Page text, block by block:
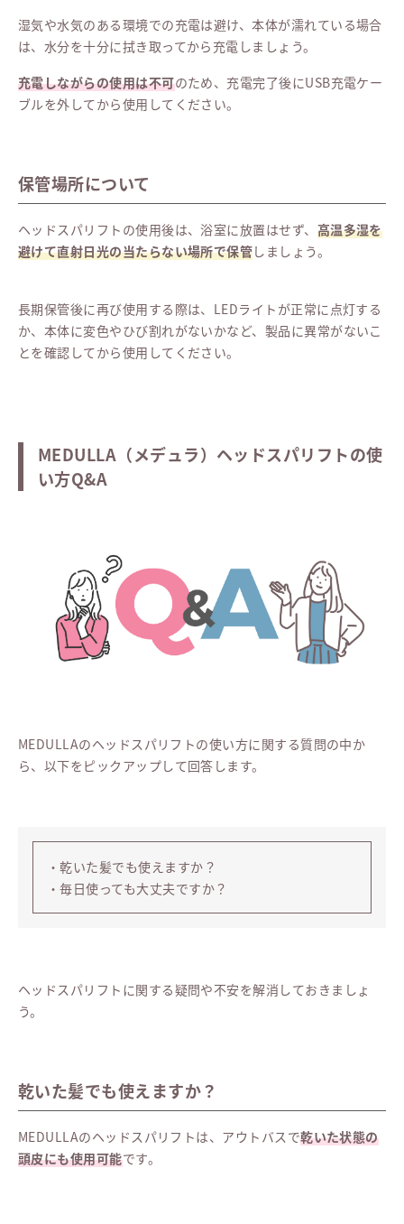
湿気や水気のある環境での充電は避け、本体が濡れている場合
は、水分を十分に拭き取ってから充電しましょう。
充電しながらの使用は不可のため、充電完了後にUSB充電ケー
ブルを外してから使用してください。
保管場所について
ヘッドスパリフトの使用後は、浴室に放置はせず、 高温多湿を
避けて直射日光の当たらない場所で保管しましょう。
長期保管後に再び使用する際は、LEDライトが正常に点灯する
か、本体に変色やひび割れがないかなど、製品に異常がないこ
とを確認してから使用してください。
MEDULLA（メデュラ）ヘッドスパリフトの使
い方Q&A
MEDULLAのヘッドスパリフトの使い方に関する質問の中か
ら、以下をピックアップして回答します。
・乾いた髪でも使えますか？
・毎日使っても大丈夫ですか？
ヘッドスパリフトに関する疑問や不安を解消しておきましょ
う。
乾いた髪でも使えますか？
MEDULLAのヘッドスパリフトは、アウトバスで乾いた状態の
頭皮にも使用可能です。